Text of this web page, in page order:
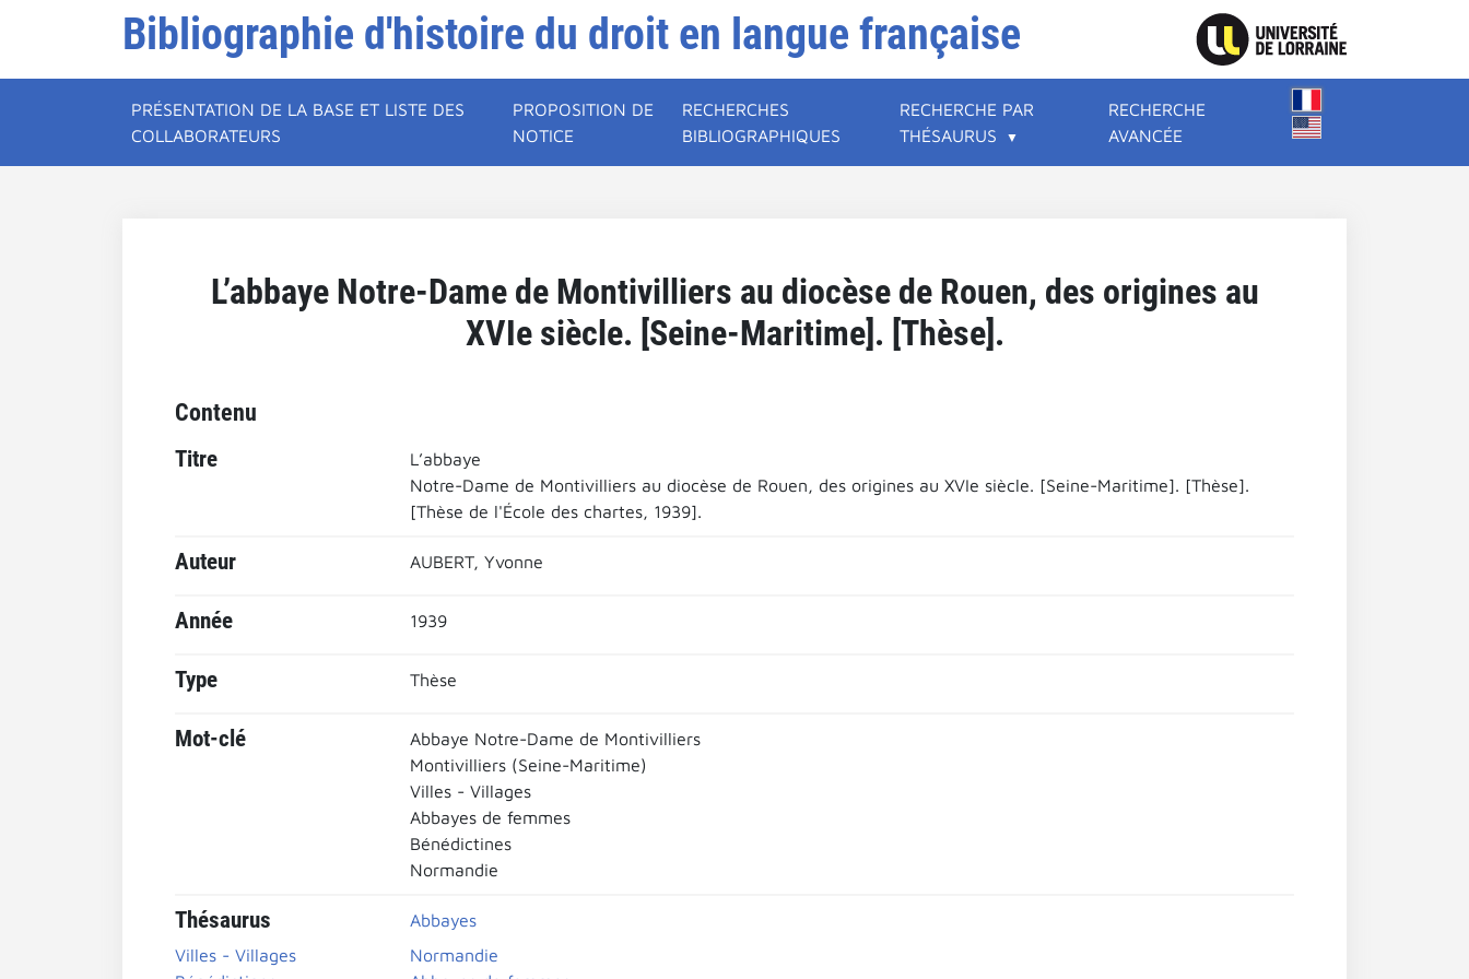
Bibliographie d'histoire du droit en langue française
PRÉSENTATION DE LA BASE ET LISTE DES
COLLABORATEURS
PROPOSITION DE
NOTICE
RECHERCHES
BIBLIOGRAPHIQUES
RECHERCHE PAR
THÉSAURUS
RECHERCHE
AVANCÉE
L’abbaye Notre-Dame de Montivilliers au diocèse de Rouen, des origines au
XVIe siècle. [Seine-Maritime]. [Thèse].
Contenu
Titre
L’abbaye
Notre-Dame de Montivilliers au diocèse de Rouen, des origines au XVIe siècle. [Seine-Maritime]. [Thèse].
[Thèse de l'École des chartes, 1939].
Auteur AUBERT, Yvonne
Année 1939
Type Thèse
Mot-clé
Abbaye Notre-Dame de Montivilliers
Montivilliers (Seine-Maritime)
Villes - Villages
Abbayes de femmes
Bénédictines
Normandie
Thésaurus
Abbayes
Villes - Villages
Normandie